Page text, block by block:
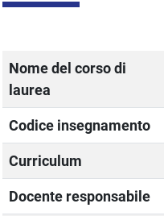
Nome del corso di
laurea
Codice insegnamento
Curriculum
Docente responsabile